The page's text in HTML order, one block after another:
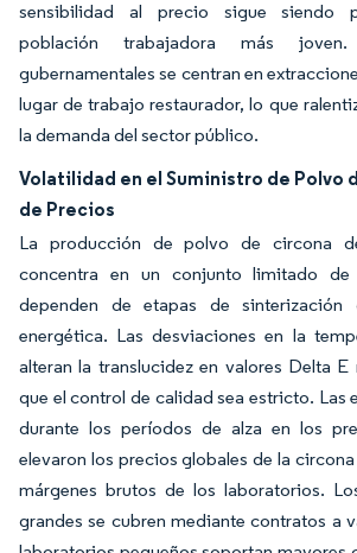
sensibilidad al precio sigue siendo
población trabajadora más
gubernamentales se centran en
lugar de trabajo restaurador, lo que
la demanda del sector público.
Volatilidad en el Suministro de Polvo
de Precios
La producción de polvo de circona
concentra en un conjunto limitado de
dependen de etapas de sinterización
energética. Las desviaciones en la
alteran la translucidez en valores Delta E
que el control de calidad sea estricto. Las
durante los períodos de alza en los
elevaron los precios globales de la
márgenes brutos de los laboratorios.
grandes se cubren mediante contratos a